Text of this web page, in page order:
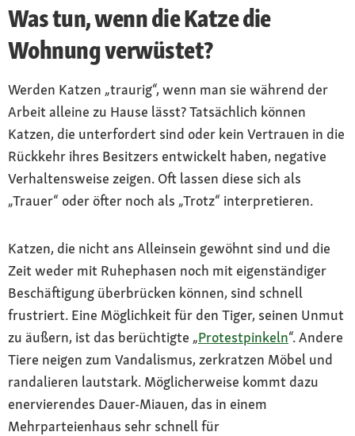
Was tun, wenn die Katze die
Wohnung verwüstet?
Werden Katzen „traurig“, wenn man sie während der
Arbeit alleine zu Hause lässt? Tatsächlich können
Katzen, die unterfordert sind oder kein Vertrauen in die
Rückkehr ihres Besitzers entwickelt haben, negative
Verhaltensweise zeigen. Oft lassen diese sich als
„Trauer“ oder öfter noch als „Trotz“ interpretieren.
Katzen, die nicht ans Alleinsein gewöhnt sind und die
Zeit weder mit Ruhephasen noch mit eigenständiger
Beschäftigung überbrücken können, sind schnell
frustriert. Eine Möglichkeit für den Tiger, seinen Unmut
zu äußern, ist das berüchtigte „Protestpinkeln“. Andere
Tiere neigen zum Vandalismus, zerkratzen Möbel und
randalieren lautstark. Möglicherweise kommt dazu
enervierendes Dauer-Miauen, das in einem
Mehrparteienhaus sehr schnell für